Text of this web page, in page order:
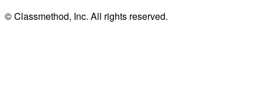
© Classmethod, Inc. All rights reserved.